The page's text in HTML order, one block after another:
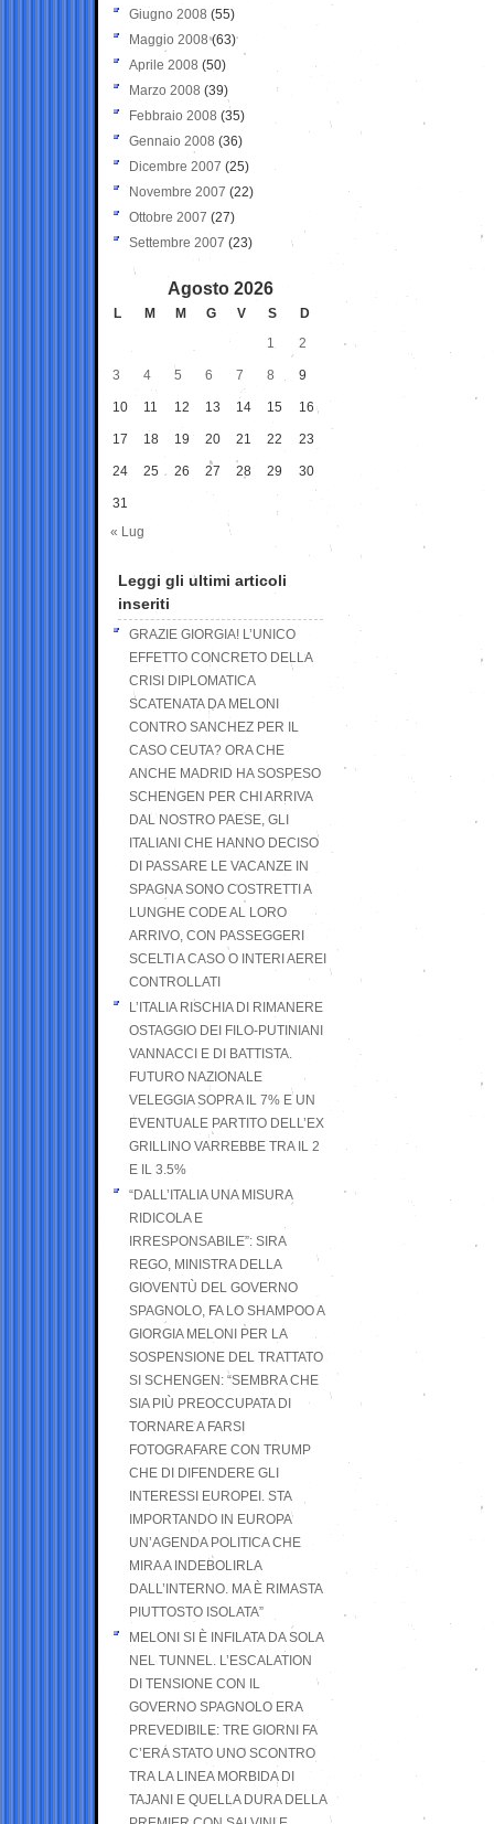
Giugno 2008 (55)
Maggio 2008(63)
Aprile 2008 (50)
Marzo 2008 (39)
Febbraio 2008 (35)
Gennaio 2008 (36)
Dicembre 2007 (25)
Novembre 2007 (22)
Ottobre 2007 (27)
Settembre 2007 (23)
Agosto 2026
L M M G V S
D
1
2
3 4 5 6 7 8 9
10 11 12 13 14 15 16
17 18 19 20 21 22 23
24 25 26 27 28 29 30
31
« Lug
Leggi gli ultimi articoli
inseriti
GRAZIE GIORGIA! L’UNICO
EFFETTO CONCRETO DELLA
CRISI DIPLOMATICA
SCATENATA DA MELONI
CONTRO SANCHEZ PER IL
CASO CEUTA? ORA CHE
ANCHE MADRID HA SOSPESO
SCHENGEN PER CHI ARRIVA
DAL NOSTRO PAESE, GLI
ITALIANI CHE HANNO DECISO
DI PASSARE LE VACANZE IN
SPAGNA SONO COSTRETTI A
LUNGHE CODE AL LORO
ARRIVO, CON PASSEGGERI
SCELTI A CASO O INTERI AEREI
CONTROLLATI
L’ITALIA RISCHIA DI RIMANERE
OSTAGGIO DEI FILO-PUTINIANI
VANNACCI E DI BATTISTA.
FUTURO NAZIONALE
VELEGGIA SOPRA IL 7% E UN
EVENTUALE PARTITO DELL’EX
GRILLINO VARREBBE TRA IL 2
E IL 3.5%
“DALL’ITALIA UNA MISURA
RIDICOLA E
IRRESPONSABILE”: SIRA
REGO, MINISTRA DELLA
GIOVENTÙ DEL GOVERNO
SPAGNOLO, FA LO SHAMPOO A
GIORGIA MELONI PER LA
SOSPENSIONE DEL TRATTATO
SI SCHENGEN: “SEMBRA CHE
SIA PIÙ PREOCCUPATA DI
TORNARE A FARSI
FOTOGRAFARE CON TRUMP
CHE DI DIFENDERE GLI
INTERESSI EUROPEI. STA
IMPORTANDO IN EUROPA
UN’AGENDA POLITICA CHE
MIRA A INDEBOLIRLA
DALL’INTERNO. MA È RIMASTA
PIUTTOSTO ISOLATA”
MELONI SI È INFILATA DA SOLA
NEL TUNNEL. L’ESCALATION
DI TENSIONE CON IL
GOVERNO SPAGNOLO ERA
PREVEDIBILE: TRE GIORNI FA
C’ERA STATO UNO SCONTRO
TRA LA LINEA MORBIDA DI
TAJANI E QUELLA DURA DELLA